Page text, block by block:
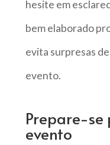
hesite em
bem elaborado
evita surpresas
evento.
Prepare-
evento